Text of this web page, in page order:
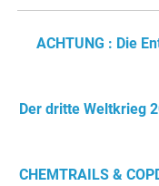
ACHTUNG : Die
Der dritte Weltkrieg
CHEMTRAILS &